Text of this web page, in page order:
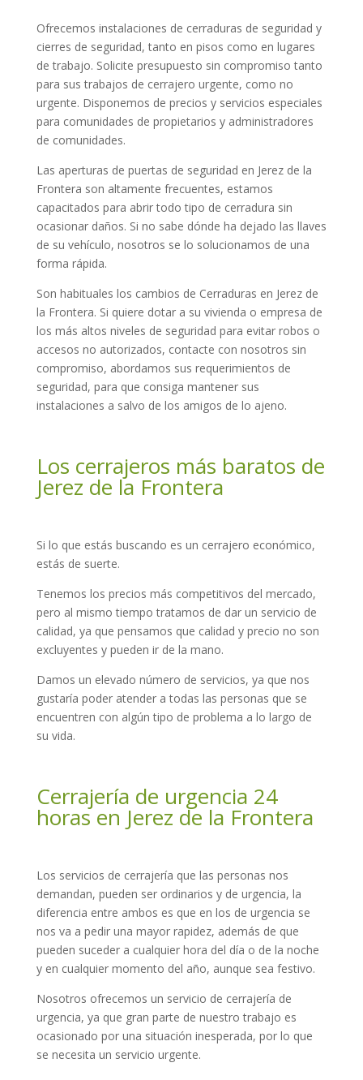
Ofrecemos instalaciones de cerraduras de seguridad y
cierres de seguridad, tanto en pisos como en lugares
de trabajo. Solicite presupuesto sin compromiso tanto
para sus trabajos de cerrajero urgente, como no
urgente. Disponemos de precios y servicios especiales
para comunidades de propietarios y administradores
de comunidades.
Las aperturas de puertas de seguridad en Jerez de la
Frontera son altamente frecuentes, estamos
capacitados para abrir todo tipo de cerradura sin
ocasionar daños. Si no sabe dónde ha dejado las llaves
de su vehículo, nosotros se lo solucionamos de una
forma rápida.
Son habituales los cambios de Cerraduras en Jerez de
la Frontera. Si quiere dotar a su vivienda o empresa de
los más altos niveles de seguridad para evitar robos o
accesos no autorizados, contacte con nosotros sin
compromiso, abordamos sus requerimientos de
seguridad, para que consiga mantener sus
instalaciones a salvo de los amigos de lo ajeno.
Los cerrajeros más baratos de
Jerez de la Frontera
Si lo que estás buscando es un cerrajero económico,
estás de suerte.
Tenemos los precios más competitivos del mercado,
pero al mismo tiempo tratamos de dar un servicio de
calidad, ya que pensamos que calidad y precio no son
excluyentes y pueden ir de la mano.
Damos un elevado número de servicios, ya que nos
gustaría poder atender a todas las personas que se
encuentren con algún tipo de problema a lo largo de
su vida.
Cerrajería de urgencia 24
horas en Jerez de la Frontera
Los servicios de cerrajería que las personas nos
demandan, pueden ser ordinarios y de urgencia, la
diferencia entre ambos es que en los de urgencia se
nos va a pedir una mayor rapidez, además de que
pueden suceder a cualquier hora del día o de la noche
y en cualquier momento del año, aunque sea festivo.
Nosotros ofrecemos un servicio de cerrajería de
urgencia, ya que gran parte de nuestro trabajo es
ocasionado por una situación inesperada, por lo que
se necesita un servicio urgente.